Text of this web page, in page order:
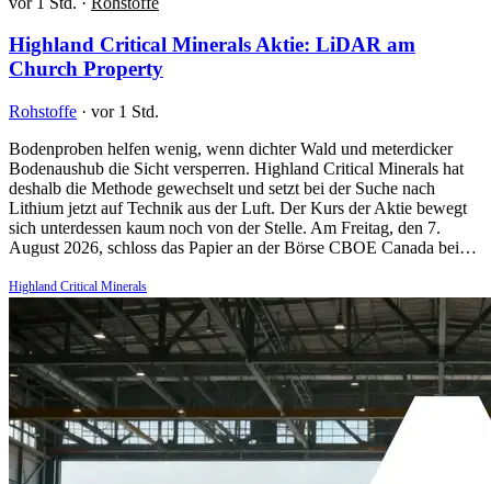
Highland Critical Minerals Aktie: LiDAR am
Church Property
Rohstoffe · vor 1 Std.
Bodenproben helfen wenig, wenn dichter Wald und meterdicker
Bodenaushub die Sicht versperren. Highland Critical Minerals hat
deshalb die Methode gewechselt und setzt bei der Suche nach
Lithium jetzt auf Technik aus der Luft. Der Kurs der Aktie bewegt
sich unterdessen kaum noch von der Stelle. Am Freitag, den 7.
August 2026, schloss das Papier an der Börse CBOE Canada bei…
Highland Critical Minerals